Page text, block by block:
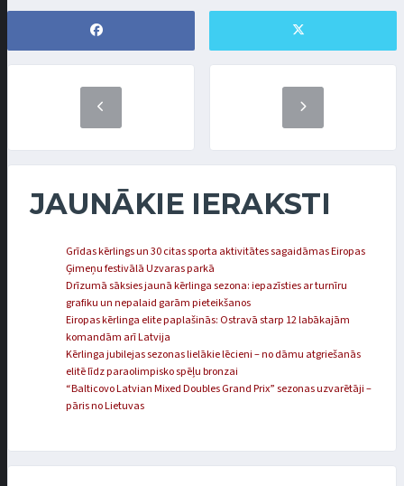
JAUNĀKIE IERAKSTI
Grīdas kērlings un 30 citas sporta aktivitātes sagaidāmas Eiropas
Ģimeņu festivālā Uzvaras parkā
Drīzumā sāksies jaunā kērlinga sezona: iepazīsties ar turnīru
grafiku un nepalaid garām pieteikšanos
Eiropas kērlinga elite paplašinās: Ostravā starp 12 labākajām
komandām arī Latvija
Kērlinga jubilejas sezonas lielākie lēcieni – no dāmu atgriešanās
elitē līdz paraolimpisko spēļu bronzai
“Balticovo Latvian Mixed Doubles Grand Prix” sezonas uzvarētāji –
pāris no Lietuvas